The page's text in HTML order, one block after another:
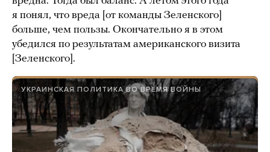
я понял, что вреда [от команды Зеленского]
больше, чем пользы. Окончательно я в этом
убедился по результатам американского визита
[Зеленского].
УКРАИНСКАЯ ПОЛИТИКА ВО ВРЕМЯ ВОЙНЫ